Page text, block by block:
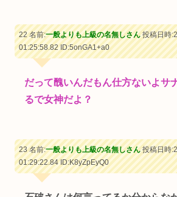
22 名前:一般よりも上級の名無しさん投稿日時
01:25:58.82ID:5onGA1+a0
だって醜いんだもん仕方ないよサ
るで女神だよ？
23 名前:一般よりも上級の名無しさん投稿日時
01:29:22.84ID:K8yZpEyQ0